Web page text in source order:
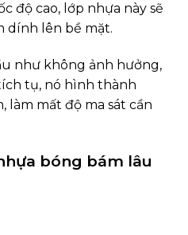
độ cao, lớp nhựa này sẽ
dính lên bề mặt.
như không ảnh hưởng,
tụ, nó hình thành
làm mất độ ma sát cần
bóng bám lâu